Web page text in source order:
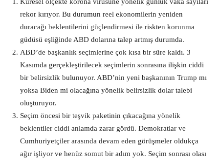
rekor kırıyor. Bu durumun reel ekonomilerin yeniden
duracağı beklentilerini güçlendirmesi ile riskten korunma
güdüsü eşliğinde ABD dolarına talep artmış durumda.
ABD’de başkanlık seçimlerine çok kısa bir süre kaldı. 3
Kasımda gerçekleştirilecek seçimlerin sonrasına ilişkin ciddi
bir belirsizlik bulunuyor. ABD’nin yeni başkanının Trump mı
yoksa Biden mi olacağına yönelik belirsizlik dolar talebi
oluşturuyor.
Seçim öncesi bir teşvik paketinin çıkacağına yönelik
beklentiler ciddi anlamda zarar gördü. Demokratlar ve
Cumhuriyetçiler arasında devam eden görüşmeler oldukça
ağır işliyor ve henüz somut bir adım yok. Seçim sonrası olası